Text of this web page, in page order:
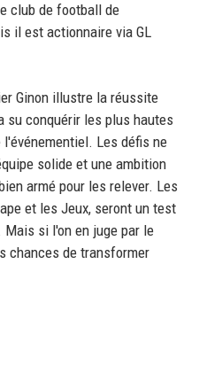
club de football de
il est actionnaire via GL
Ginon illustre la réussite
su conquérir les plus hautes
Les défis ne
solide et une ambition
armé pour les relever. Les
et les Jeux, seront un test
Mais si l'on en juge par le
chances de transformer